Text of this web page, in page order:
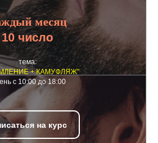
месяц
10 число
тема:
+ КАМУФЛЯЖ"
с 10:00 до 18:00
на курс